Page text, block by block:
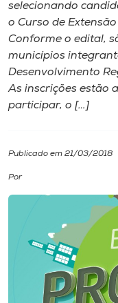
I.nova
Cultura
CPA
Biblioteca
Editora
selecionando
o Curso de
Conforme o edital,
municípios
Desenvolvimento
As inscrições estão
participar, o […]
Publicado em 21/03/2018
Por